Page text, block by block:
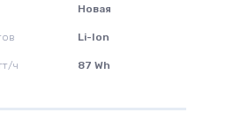
Новая
Li-Ion
ч 87 Wh